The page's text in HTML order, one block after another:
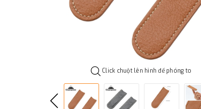
Click chuột lên hình để phóng to